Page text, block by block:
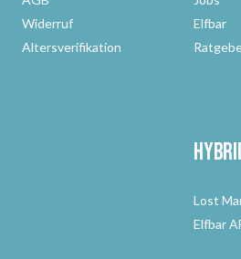
Widerruf
Altersverifikation
Elfbar
Lost
Elfbar